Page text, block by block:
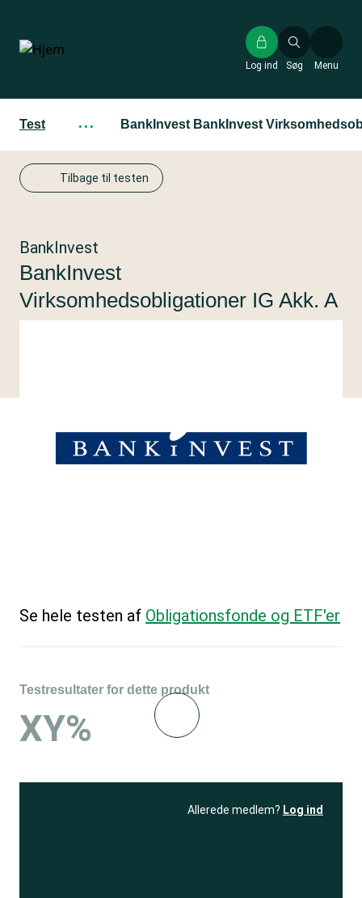
hovedindhold
Søg
Log ind Menu
Test ··· BankInvest BankInvest
Tilbage til testen
BankInvest
BankInvest
Virksomhedsobligationer IG Akk. A
Se hele testen af Obligationsfonde og ETF'er
Testresultater for dette produkt
XY%
Allerede medlem? Log ind